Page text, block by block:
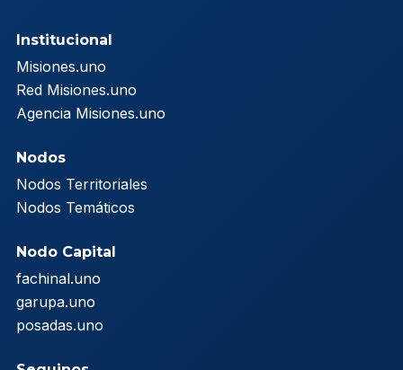
Institucional
Misiones.uno
Red Misiones.uno
Agencia Misiones.uno
Nodos
Nodos Territoriales
Nodos Temáticos
Nodo Capital
fachinal.uno
garupa.uno
posadas.uno